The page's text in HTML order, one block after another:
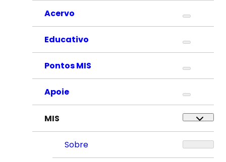
Acervo
Educativo
Pontos MIS
Apoie
MIS
Sobre